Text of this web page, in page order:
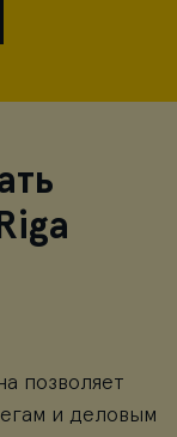
позволяет
и деловым